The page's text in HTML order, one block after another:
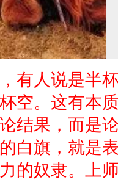
有人说是半
空。这有本
结果，而是
白旗，就是
的奴隶。上